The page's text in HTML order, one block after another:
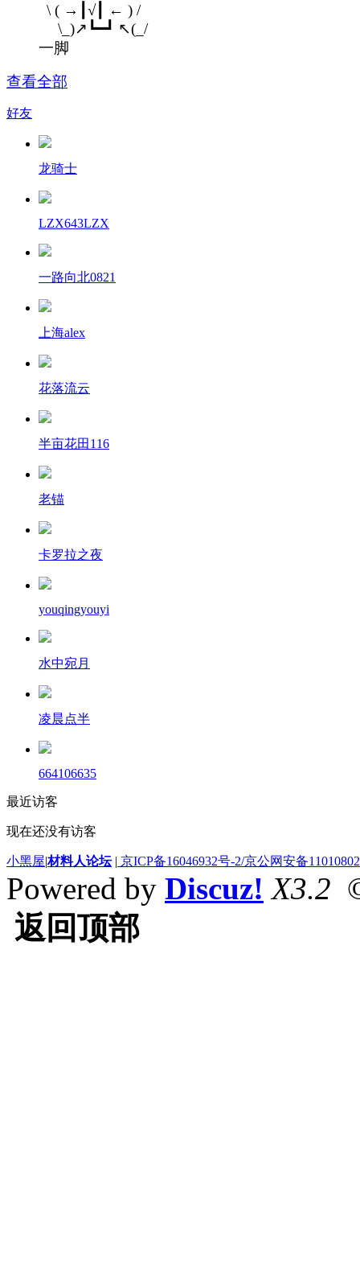
\ ( →┃√┃ ← ) /
\_)↗┗━┛ ↖(_/
一脚
查看全部
好友
龙骑士
LZX643LZX
一路向北0821
上海alex
花落流云
半亩花田116
老锚
卡罗拉之夜
youqingyouyi
水中宛月
凌晨点半
664106635
最近访客
现在还没有访客
小黑屋|材料人论坛 | 京ICP备16046932号-2/京公网安备
Powered by Discuz! X3.2
返回顶部